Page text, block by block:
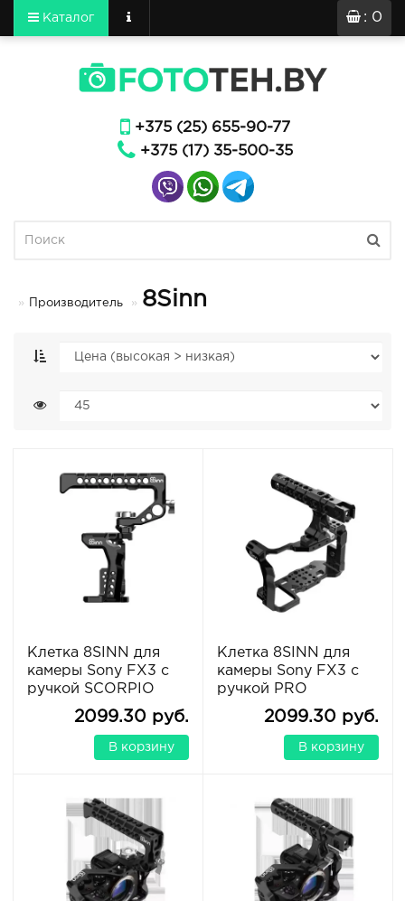
: 0
Каталог
+375 (25) 655-90-77
+375 (17) 35-500-35
Производитель 8Sinn
Клетка 8SINN для
камеры Sony FX3 с
ручкой SCORPIO
2099.30 руб.
В корзину
Клетка 8SINN для
камеры Sony FX3 с
ручкой PRO
2099.30 руб.
В корзину